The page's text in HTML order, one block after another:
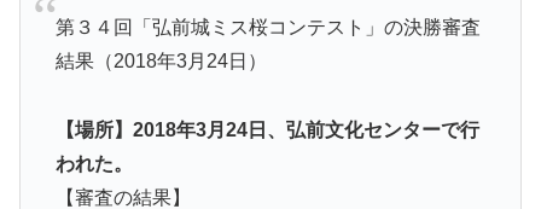
第３４回「弘前城ミス桜コンテスト」の決勝審査
結果（2018年3月24日）
【場所】2018年3月24日、弘前文化センターで行
われた。
【審査の結果】